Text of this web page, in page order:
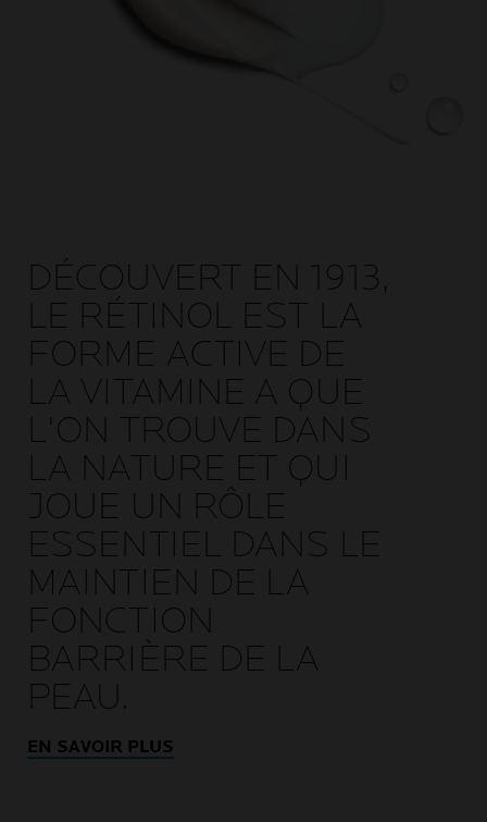
DÉCOUVERT EN 1913,
LE RÉTINOL EST LA
FORME ACTIVE DE
LA VITAMINE A QUE
L'ON TROUVE DANS
LA NATURE ET QUI
JOUE UN RÔLE
ESSENTIEL DANS LE
MAINTIEN DE LA
FONCTION
BARRIÈRE DE LA
PEAU.
EN SAVOIR PLUS